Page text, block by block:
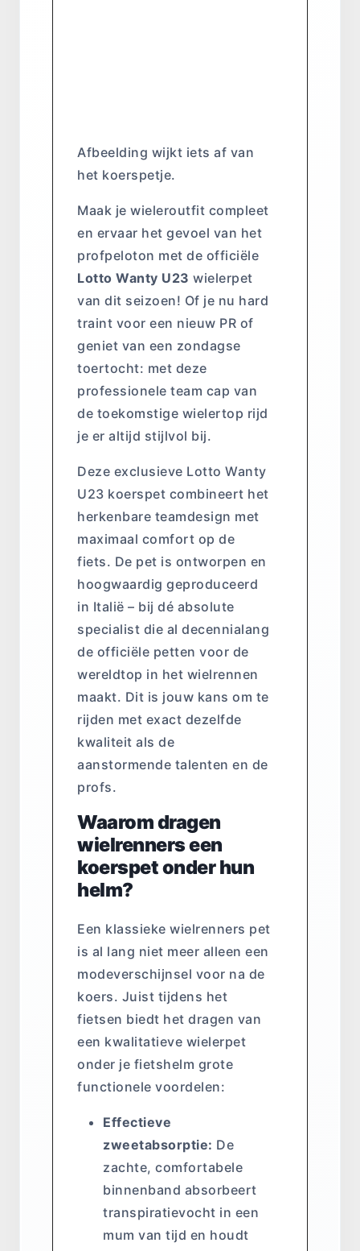
Afbeelding wijkt iets af van
het koerspetje.
Maak je wieleroutfit compleet
en ervaar het gevoel van het
profpeloton met de officiële
Lotto Wanty U23 wielerpet
van dit seizoen! Of je nu hard
traint voor een nieuw PR of
geniet van een zondagse
toertocht: met deze
professionele team cap van
de toekomstige wielertop rijd
je er altijd stijlvol bij.
Deze exclusieve Lotto Wanty
U23 koerspet combineert het
herkenbare teamdesign met
maximaal comfort op de
fiets. De pet is ontworpen en
hoogwaardig geproduceerd
in Italië – bij dé absolute
specialist die al decennialang
de officiële petten voor de
wereldtop in het wielrennen
maakt. Dit is jouw kans om te
rijden met exact dezelfde
kwaliteit als de
aanstormende talenten en de
profs.
Waarom dragen
wielrenners een
koerspet onder hun
helm?
Een klassieke wielrenners pet
is al lang niet meer alleen een
modeverschijnsel voor na de
koers. Juist tijdens het
fietsen biedt het dragen van
een kwalitatieve wielerpet
onder je fietshelm grote
functionele voordelen:
Effectieve
zweetabsorptie: De
zachte, comfortabele
binnenband absorbeert
transpiratievocht in een
mum van tijd en houdt